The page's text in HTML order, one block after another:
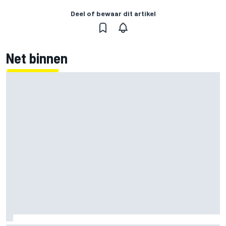
Deel of bewaar dit artikel
Net binnen